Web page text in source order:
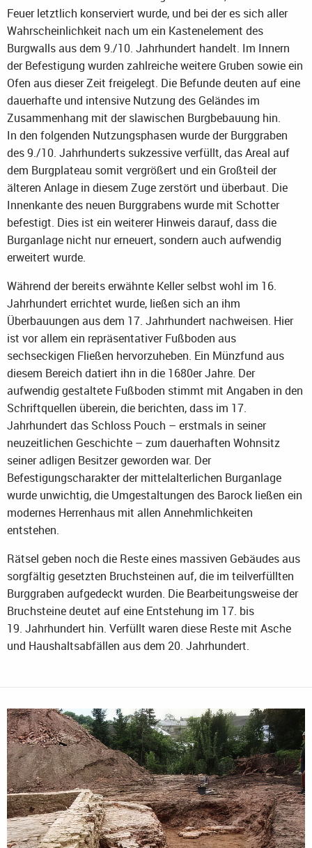
Feuer letztlich konserviert wurde, und bei der es sich aller
Wahrscheinlichkeit nach um ein Kastenelement des
Burgwalls aus dem 9./10. Jahrhundert handelt. Im Innern
der Befestigung wurden zahlreiche weitere Gruben sowie ein
Ofen aus dieser Zeit freigelegt. Die Befunde deuten auf eine
dauerhafte und intensive Nutzung des Geländes im
Zusammenhang mit der slawischen Burgbebauung hin.
In den folgenden Nutzungsphasen wurde der Burggraben
des 9./10. Jahrhunderts sukzessive verfüllt, das Areal auf
dem Burgplateau somit vergrößert und ein Großteil der
älteren Anlage in diesem Zuge zerstört und überbaut. Die
Innenkante des neuen Burggrabens wurde mit Schotter
befestigt. Dies ist ein weiterer Hinweis darauf, dass die
Burganlage nicht nur erneuert, sondern auch aufwendig
erweitert wurde.
Während der bereits erwähnte Keller selbst wohl im 16.
Jahrhundert errichtet wurde, ließen sich an ihm
Überbauungen aus dem 17. Jahrhundert nachweisen. Hier
ist vor allem ein repräsentativer Fußboden aus
sechseckigen Fließen hervorzuheben. Ein Münzfund aus
diesem Bereich datiert ihn in die 1680er Jahre. Der
aufwendig gestaltete Fußboden stimmt mit Angaben in den
Schriftquellen überein, die berichten, dass im 17.
Jahrhundert das Schloss Pouch – erstmals in seiner
neuzeitlichen Geschichte – zum dauerhaften Wohnsitz
seiner adligen Besitzer geworden war. Der
Befestigungscharakter der mittelalterlichen Burganlage
wurde unwichtig, die Umgestaltungen des Barock ließen ein
modernes Herrenhaus mit allen Annehmlichkeiten
entstehen.
Rätsel geben noch die Reste eines massiven Gebäudes aus
sorgfältig gesetzten Bruchsteinen auf, die im teilverfüllten
Burggraben aufgedeckt wurden. Die Bearbeitungsweise der
Bruchsteine deutet auf eine Entstehung im 17. bis
19. Jahrhundert hin. Verfüllt waren diese Reste mit Asche
und Haushaltsabfällen aus dem 20. Jahrhundert.